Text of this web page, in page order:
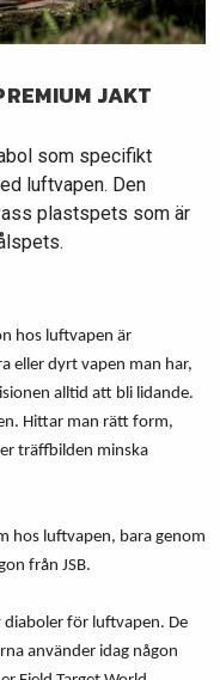
JAKT
som specifikt
luftvapen. Den
plastspets som är
hos luftvapen är
eller dyrt vapen man har,
alltid att bli lidande.
Hittar man rätt form,
träffbilden minska
hos luftvapen, bara genom
från JSB.
diaboler för luftvapen. De
använder idag någon